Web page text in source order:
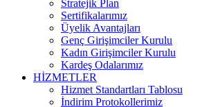
Stratejik Plan
Sertifikalarımız
Üyelik Avantajları
Genç Girişimciler Kurulu
Kadın Girişimciler Kurulu
Kardeş Odalarımız
HİZMETLER
Hizmet Standartları Tablosu
İndirim Protokollerimiz